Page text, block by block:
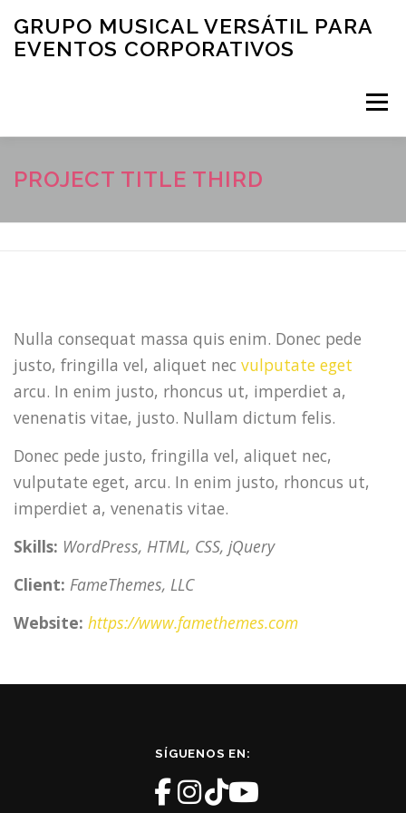
GRUPO MUSICAL VERSÁTIL PARA
EVENTOS CORPORATIVOS
Menú
INICIO QUIENES SOMOS CLIENTES
CONTACTO TIPS Y MÁS
PROJECT TITLE THIRD
Nulla consequat massa quis enim. Donec pede
justo, fringilla vel, aliquet nec vulputate eget
arcu. In enim justo, rhoncus ut, imperdiet a,
venenatis vitae, justo. Nullam dictum felis.
Donec pede justo, fringilla vel, aliquet nec,
vulputate eget, arcu. In enim justo, rhoncus ut,
imperdiet a, venenatis vitae.
Skills: WordPress, HTML, CSS, jQuery
Client: FameThemes, LLC
Website: https://www.famethemes.com
SÍGUENOS EN: